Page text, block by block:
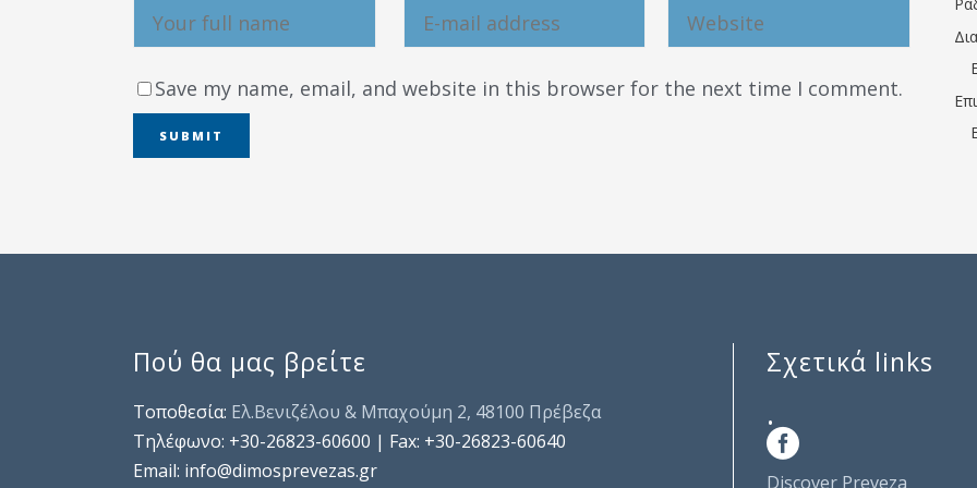
Save my name, email, and website in this browser for the next time I comment.
Πού θα μας βρείτε
Τοποθεσία: Ελ.Βενιζέλου & Μπαχούμη 2, 48100 Πρέβεζα
Τηλέφωνo: +30-26823-60600 | Fax: +30-26823-60640
Email: info@dimosprevezas.gr
Σχετικά links
.
Discover Preveza